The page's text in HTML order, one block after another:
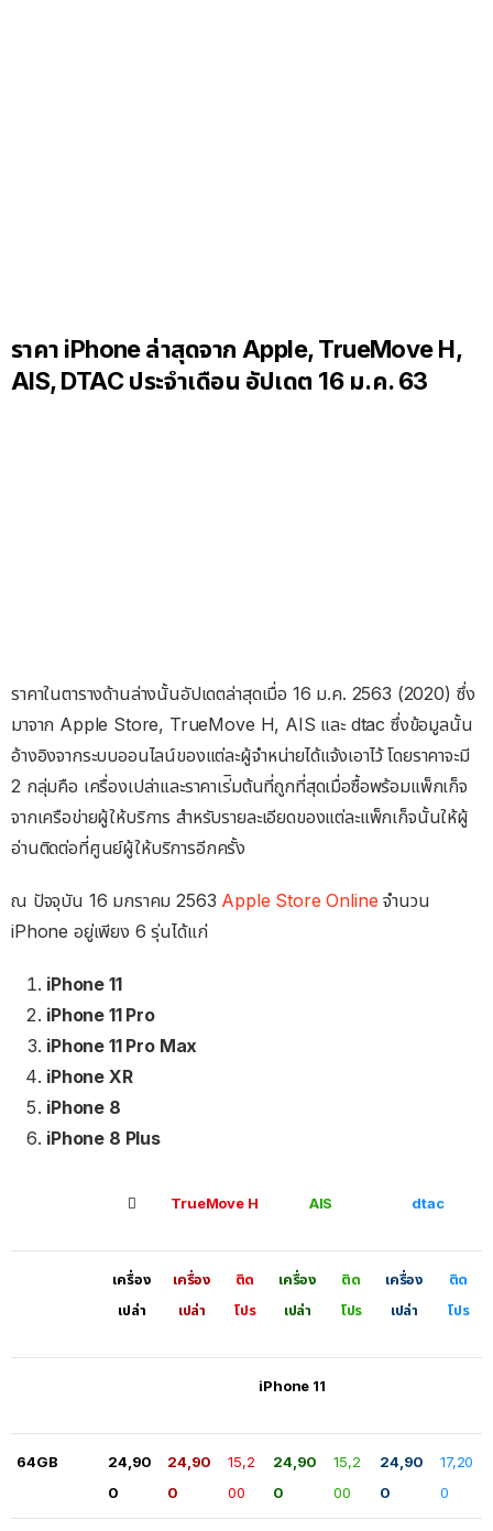
ราคา iPhone ล่าสุดจาก Apple, TrueMove H,
AIS, DTAC ประจำเดือน อัปเดต 16 ม.ค. 63
ราคาในตารางด้านล่างนั้นอัปเดตล่าสุดเมื่อ 16 ม.ค. 2563 (2020) ซึ่ง
มาจาก Apple Store, TrueMove H, AIS และ dtac ซึ่งข้อมูลนั้น
อ้างอิงจากระบบออนไลน์ของแต่ละผู้จำหน่ายได้แจ้งเอาไว้ โดยราคาจะมี
2 กลุ่มคือ เครื่องเปล่าและราคาเร่ิมต้นที่ถูกที่สุดเมื่อซื้อพร้อมแพ็กเก็จ
จากเครือข่ายผู้ให้บริการ สำหรับรายละเอียดของแต่ละแพ็กเก็จนั้นให้ผู้
อ่านติดต่อที่ศูนย์ผู้ให้บริการอีกครั้ง
ณ ปัจจุบัน 16 มกราคม 2563 Apple Store Online จำนวน
iPhone อยู่เพียง 6 รุ่นได้แก่
iPhone 11
iPhone 11 Pro
iPhone 11 Pro Max
iPhone XR
iPhone 8
iPhone 8 Plus
 TrueMove H AIS dtac
เครื่อง
เปล่า
เครื่อง
เปล่า
ติด
โปร
เครื่อง
เปล่า
ติด
โปร
เครื่อง
เปล่า
ติด
โปร
iPhone 11
64GB
24,90
0
24,90
0
15,2
00
24,90
0
15,2
00
24,90
0
17,20
0